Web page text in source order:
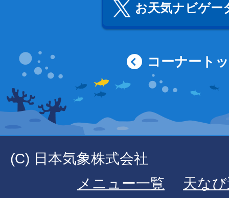
お天気ナビゲー
コーナート
(C) 日本気象株式会社
メニュー一覧
天な